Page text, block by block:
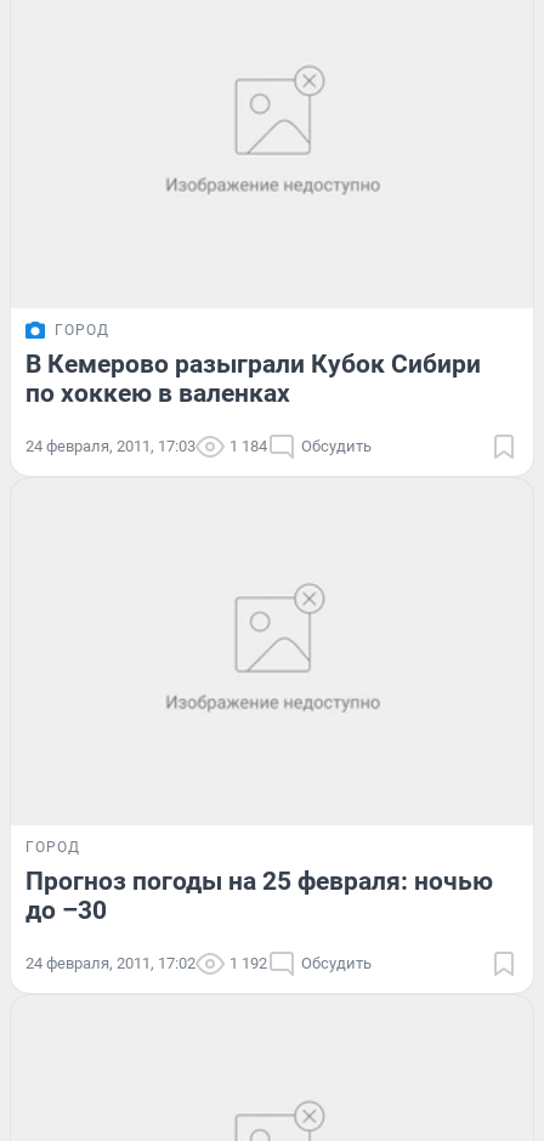
ГОРОД
В Кемерово разыграли Кубок Сибири
по хоккею в валенках
24 февраля, 2011, 17:03 1 184 Обсудить
ГОРОД
Прогноз погоды на 25 февраля: ночью
до –30
24 февраля, 2011, 17:02 1 192 Обсудить